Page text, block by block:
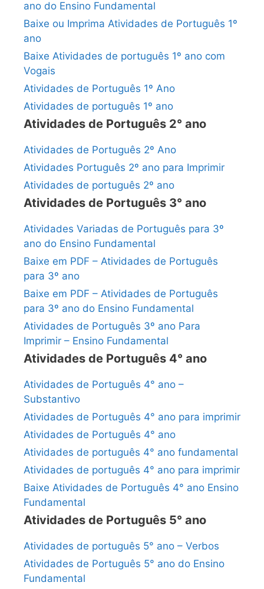
ano do Ensino Fundamental
Baixe ou Imprima Atividades de Português 1º
ano
Baixe Atividades de português 1º ano com
Vogais
Atividades de Português 1º Ano
Atividades de português 1º ano
Atividades de Português 2° ano
Atividades de Português 2º Ano
Atividades Português 2º ano para Imprimir
Atividades de português 2º ano
Atividades de Português 3° ano
Atividades Variadas de Português para 3º
ano do Ensino Fundamental
Baixe em PDF – Atividades de Português
para 3º ano
Baixe em PDF – Atividades de Português
para 3º ano do Ensino Fundamental
Atividades de Português 3º ano Para
Imprimir – Ensino Fundamental
Atividades de Português 4° ano
Atividades de Português 4° ano –
Substantivo
Atividades de Português 4° ano para imprimir
Atividades de Português 4° ano
Atividades de português 4° ano fundamental
Atividades de português 4° ano para imprimir
Baixe Atividades de Português 4° ano Ensino
Fundamental
Atividades de Português 5° ano
Atividades de português 5° ano – Verbos
Atividades de Português 5° ano do Ensino
Fundamental